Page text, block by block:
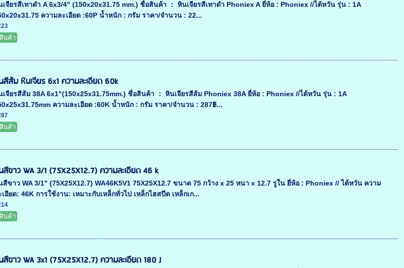
เจียรสีเทาดำ A 6x3/4" (150x20x31.75 mm.) ชื่อสินค้า ： หินเจียรสีเทาดำ Phoniex A ยี่ห้อ : Phoniex //ไต้หวัน รุ่น : 1A
ความละเอียด :60P น้ำหนัก : กรัม ราคา/จำนวน : 22...
นค้า
สีส้ม หินเจียร 6x1 ความละเอียด 60k
เจียรสีส้ม 38A 6x1"(150x25x31.75mm.) ชื่อสินค้า ： หินเจียรสีส้ม Phoniex 38A ยี่ห้อ : Phoniex //ไต้หวัน รุ่น : 1A
ความละเอียด :60K น้ำหนัก : กรัม ราคา/จำนวน : 287฿...
นค้า
สีขาว WA 3/1 (75X25X12.7) ความละเอียด 46 k
สีขาว WA 3/1" (75X25X12.7) WA46K5V1 75X25X12.7 ขนาด 75 กว้าง x 25 หนา x 12.7 รูใน ยี่ห้อ : Phoniex // ไต้หวัน ความ
เอียด: 46K การใช้งาน: เหมาะกับเหล็กทั่วไป เหล็กไฮสปีด เหล็กเก...
นค้า
สีขาว WA 3x1 (75X25X12.7) ความละเอียด 180 J